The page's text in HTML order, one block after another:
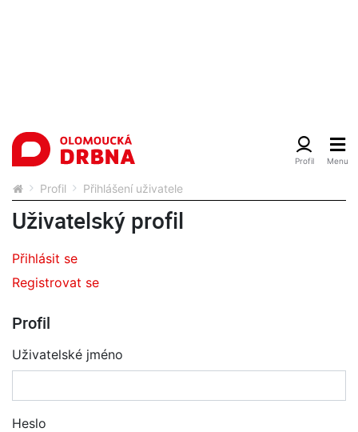
Profil Přihlášení uživatele
Uživatelský profil
Přihlásit se
Registrovat se
Profil
Uživatelské jméno
Heslo